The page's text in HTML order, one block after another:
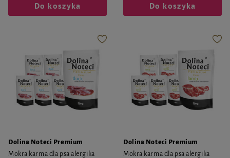
Do koszyka Do koszyka
Dolina Noteci Premium
Mokra karma dla psa alergika
Dolina Noteci Premium
Mokra karma dla psa alergika